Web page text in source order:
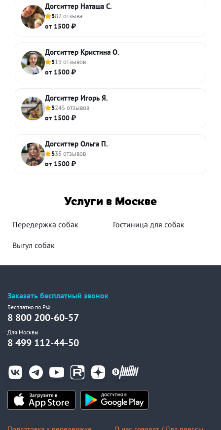
Догситтер Наташа С.
582 отзыва
от 1500 ₽
Догситтер Кристина О.
519 отзывов
от 1500 ₽
Догситтер Игорь Я.
5245 отзывов
от 1500 ₽
Догситтер Ольга П.
535 отзывов
от 1500 ₽
Услуги в Москве
Передержка собак Гостиница для собак
Выгул собак
Заказать бесплатный звонок
Бесплатно по РФ
8 800 200-60-57
Для Москвы
8 499 112-44-50